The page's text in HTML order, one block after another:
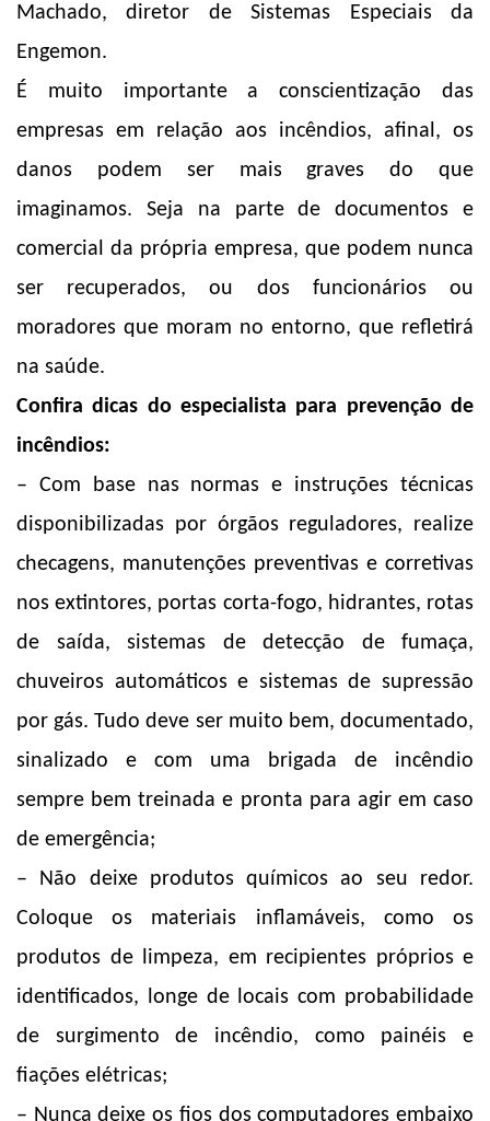
Machado, diretor de Sistemas Especiais da
Engemon.
É muito importante a conscientização das
empresas em relação aos incêndios, afinal, os
danos podem ser mais graves do que
imaginamos. Seja na parte de documentos e
comercial da própria empresa, que podem nunca
ser recuperados, ou dos funcionários ou
moradores que moram no entorno, que refletirá
na saúde.
Confira dicas do especialista para prevenção de
incêndios:
– Com base nas normas e instruções técnicas
disponibilizadas por órgãos reguladores, realize
checagens, manutenções preventivas e corretivas
nos extintores, portas corta-fogo, hidrantes, rotas
de saída, sistemas de detecção de fumaça,
chuveiros automáticos e sistemas de supressão
por gás. Tudo deve ser muito bem, documentado,
sinalizado e com uma brigada de incêndio
sempre bem treinada e pronta para agir em caso
de emergência;
– Não deixe produtos químicos ao seu redor.
Coloque os materiais inflamáveis, como os
produtos de limpeza, em recipientes próprios e
identificados, longe de locais com probabilidade
de surgimento de incêndio, como painéis e
fiações elétricas;
– Nunca deixe os fios dos computadores embaixo